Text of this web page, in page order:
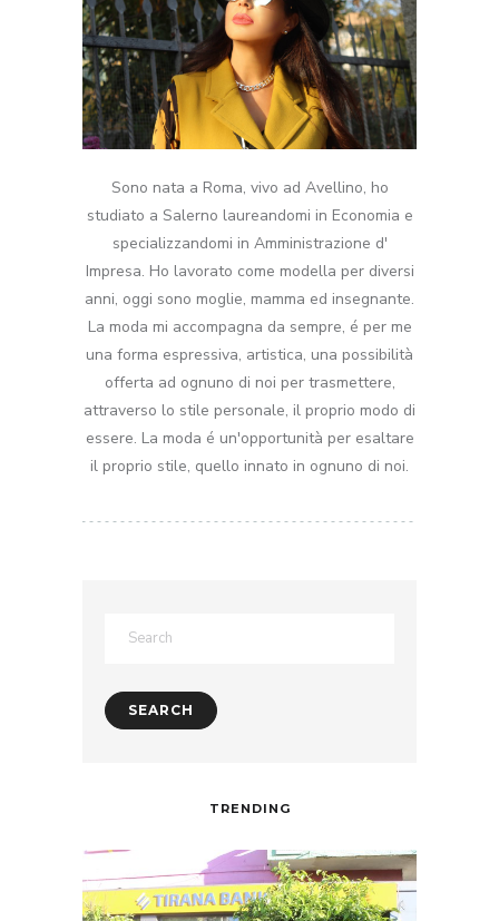
Sono nata a Roma, vivo ad Avellino, ho
studiato a Salerno laureandomi in Economia e
specializzandomi in Amministrazione d'
Impresa. Ho lavorato come modella per diversi
anni, oggi sono moglie, mamma ed insegnante.
La moda mi accompagna da sempre, é per me
una forma espressiva, artistica, una possibilità
offerta ad ognuno di noi per trasmettere,
attraverso lo stile personale, il proprio modo di
essere. La moda é un'opportunità per esaltare
il proprio stile, quello innato in ognuno di noi.
TRENDING